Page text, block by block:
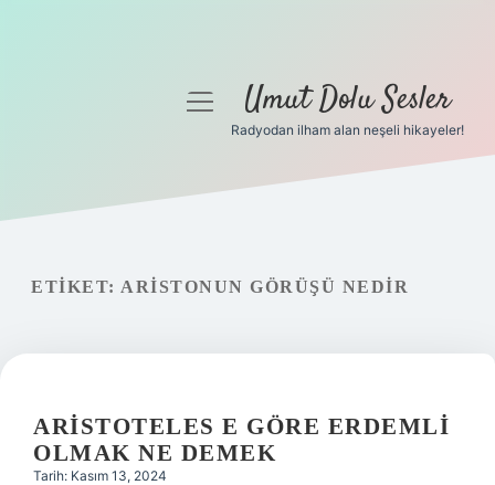
Gizlilik Politikası
menüyüUmut Dolu Sesler
Radyodan ilham alan neşeli hikayeler!
ETIKET: ARISTONUN GÖRÜŞÜ NEDIR
ARISTOTELES E GÖRE ERDEMLI
OLMAK NE DEMEK
Tarih: Kasım 13, 2024